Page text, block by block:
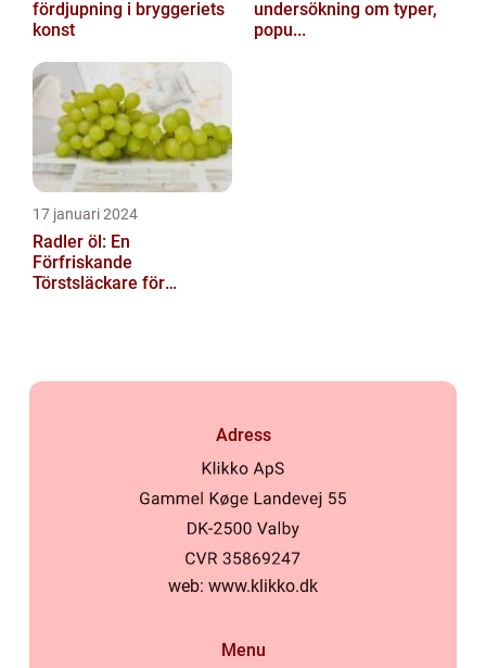
fördjupning i bryggeriets
konst
undersökning om typer,
popu...
17 januari 2024
Radler öl: En
Förfriskande
Törstsläckare för
Adress
web: www.klikko.dk
Menu